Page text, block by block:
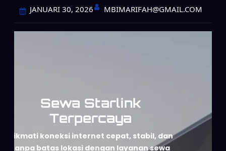
JANUARI 30, 2026 MBIMARIFAH@GMAIL.COM
Sewa Starlink
Terpercaya
Nikmati koneksi internet cepat, stabil, dan
tanpa batas lokasi dengan layanan sewa